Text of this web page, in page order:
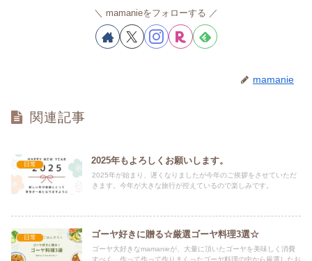
mamanieをフォローする
mamanie
関連記事
日常 2025年もよろしくお願いします。
2025年が始まり、遅くなりましたが今年のご挨拶をさせていただ
きます。今年が大きな旅行が控えているので楽しみです。
日常 ゴーヤ好きに贈る☆厳選ゴーヤ料理3選☆
ゴーヤ大好きなmamanieが、大量に頂いたゴーヤを美味しく消費
すべく、作って作って作りまくったゴーヤ料理の中から厳選したお